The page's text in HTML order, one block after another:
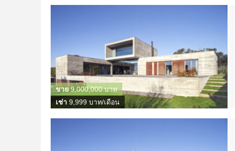
เช่า 9,999 บาท/เดือน
ขาย9,000,000 บาท